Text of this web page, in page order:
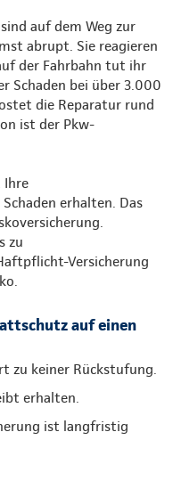
auf dem Weg zur
abrupt. Sie reagieren
der Fahrbahn tut ihr
Schaden bei über 3.000
die Reparatur rund
ist der Pkw-
Ihre
erhalten. Das
zu
Versicherung
auf einen
zu keiner Rückstufung.
erhalten.
ist langfristig